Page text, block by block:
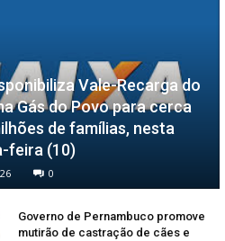
Vale-Recarga do
Gás do Povo para cerca
de famílias, nesta
feira (10)
0
Governo de Pernambuco promove
mutirão de castração de cães e